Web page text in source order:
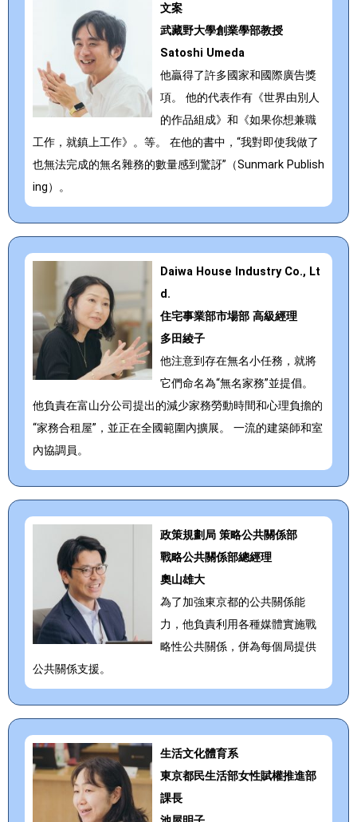
文案
武藏野大學創業學部教授
Satoshi Umeda
他贏得了許多國家和國際廣告獎
項。 他的代表作有《世界由別人
的作品組成》和《如果你想兼職
工作，就鎮上工作》。等。 在他的書中，“我對即使我做了
也無法完成的無名雜務的數量感到驚訝”（Sunmark Publish
ing）。
Daiwa House Industry Co., Lt
d.
住宅事業部市場部 高級經理
多田綾子
他注意到存在無名小任務，就將
它們命名為“無名家務”並提倡。
他負責在富山分公司提出的減少家務勞動時間和心理負擔的
“家務合租屋”，並正在全國範圍內擴展。 一流的建築師和室
內協調員。
政策規劃局 策略公共關係部
戰略公共關係部總經理
奧山雄大
為了加強東京都的公共關係能
力，他負責利用各種媒體實施戰
略性公共關係，併為每個局提供
公共關係支援。
生活文化體育系
東京都民生活部女性賦權推進部
課長